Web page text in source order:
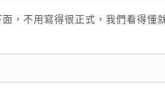
，不用寫得很正式，我們看得懂